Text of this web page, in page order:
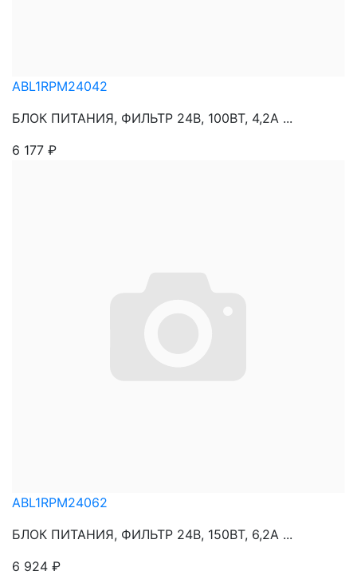
ABL1RPM24042
БЛОК ПИТАНИЯ, ФИЛЬТР 24В, 100ВТ, 4,2А ...
6 177 ₽
ABL1RPM24062
БЛОК ПИТАНИЯ, ФИЛЬТР 24В, 150ВТ, 6,2А ...
6 924 ₽